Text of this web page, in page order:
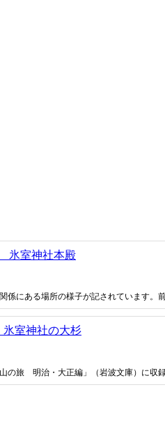
にある場所の様子が記されています。前
の旅 明治・大正編」（岩波文庫）に収録